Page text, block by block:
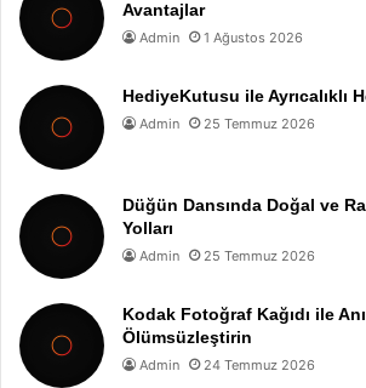
Avantajlar
Admin 1 Ağustos 2026
HediyeKutusu ile Ayrıcalıklı
Admin 25 Temmuz 2026
Düğün Dansında Doğal ve
Yolları
Admin 25 Temmuz 2026
Kodak Fotoğraf Kağıdı ile
Ölümsüzleştirin
Admin 24 Temmuz 2026